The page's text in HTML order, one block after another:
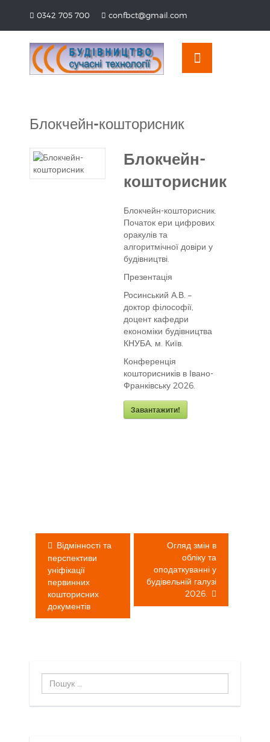
вмісту
0342 705 700 confbct@gmail.com
Блокчейн-кошторисник
Блокчейн-
кошторисник
Блокчейн-кошторисник.
Початок ери цифрових
оракулів та
алгоритмічної довіри у
будівництві.
Презентація
Росинський А.В. –
доктор філософії,
доцент кафедри
економіки будівництва
КНУБА, м. Київ.
Конференція
кошторисників в Івано-
Франківську 2026.
Завантажити!
Відмінності та
перспективи
уніфікації
первинних
кошторисних
документів
Огляд змін в
обліку та
оподаткуванні у
будівельній галузі
2026.
Пошук
...